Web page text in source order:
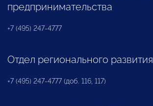
предпринимательства
+7 (495) 247-4777
Отдел регионального развития
+7 (495) 247-4777 (доб. 116, 117)